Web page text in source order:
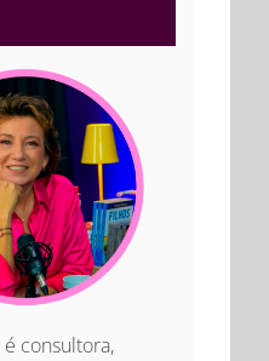
é consultora,